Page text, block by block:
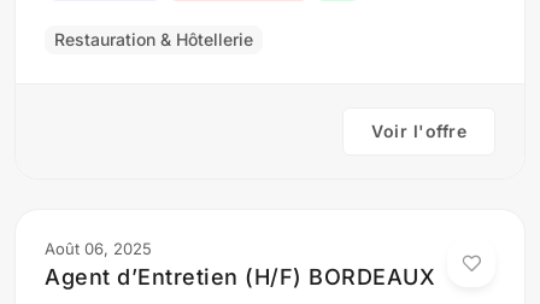
nettoyage des chambres et…
Restauration & Hôtellerie
Voir l'offre
Août 06, 2025
Agent d’Entretien (H/F) BORDEAUX